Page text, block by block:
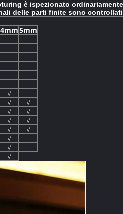
è ispezionato
delle parti finite sono
4mm5mm
√
√
√
√
√
√
√
√
√
√
√
√